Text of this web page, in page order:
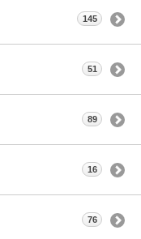
145
51
89
16
76